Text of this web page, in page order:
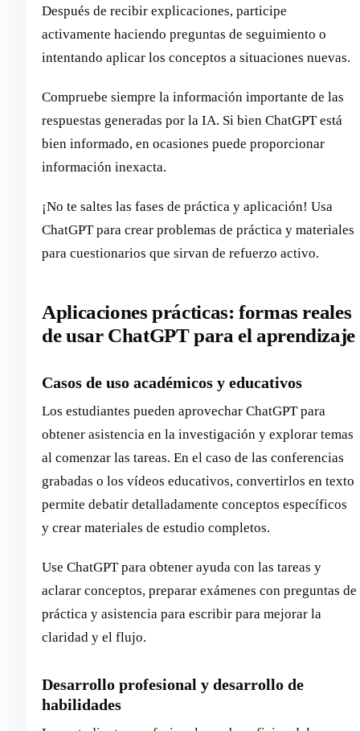
Después de recibir explicaciones, participe
activamente haciendo preguntas de seguimiento o
intentando aplicar los conceptos a situaciones nuevas.
Compruebe siempre la información importante de las
respuestas generadas por la IA. Si bien ChatGPT está
bien informado, en ocasiones puede proporcionar
información inexacta.
¡No te saltes las fases de práctica y aplicación! Usa
ChatGPT para crear problemas de práctica y materiales
para cuestionarios que sirvan de refuerzo activo.
Aplicaciones prácticas: formas reales
de usar ChatGPT para el aprendizaje
Casos de uso académicos y educativos
Los estudiantes pueden aprovechar ChatGPT para
obtener asistencia en la investigación y explorar temas
al comenzar las tareas. En el caso de las conferencias
grabadas o los vídeos educativos, convertirlos en texto
permite debatir detalladamente conceptos específicos
y crear materiales de estudio completos.
Use ChatGPT para obtener ayuda con las tareas y
aclarar conceptos, preparar exámenes con preguntas de
práctica y asistencia para escribir para mejorar la
claridad y el flujo.
Desarrollo profesional y desarrollo de
habilidades